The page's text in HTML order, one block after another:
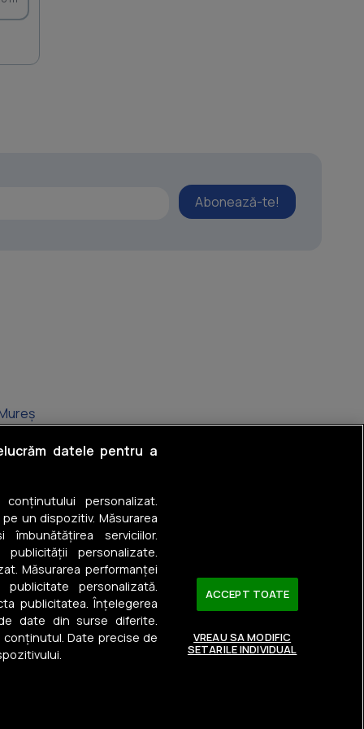
Abonează-te!
datele pentru a
personalizat.
un dispozitiv. Măsurarea
îmbunătățirea serviciilor.
personalizate.
Măsurarea performanței
personalizată.
publicitatea. Înțelegerea
date din surse diferite.
Date precise de
ACCEPT TOATE
VREAU SA MODIFIC
SETARILE INDIVIDUAL